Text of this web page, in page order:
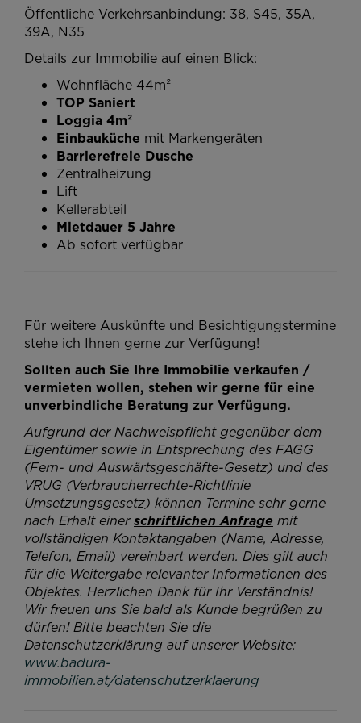
Öffentliche Verkehrsanbindung: 38, S45, 35A,
39A, N35
Details zur Immobilie auf einen Blick:
Wohnfläche 44m²
TOP Saniert
Loggia 4m²
Einbauküche mit Markengeräten
Barrierefreie Dusche
Zentralheizung
Lift
Kellerabteil
Mietdauer 5 Jahre
Ab sofort verfügbar
Für weitere Auskünfte und Besichtigungstermine
stehe ich Ihnen gerne zur Verfügung!
Sollten auch Sie Ihre Immobilie verkaufen /
vermieten wollen, stehen wir gerne für eine
unverbindliche Beratung zur Verfügung.
Aufgrund der Nachweispflicht gegenüber dem
Eigentümer sowie in Entsprechung des FAGG
(Fern- und Auswärtsgeschäfte-Gesetz) und des
VRUG (Verbraucherrechte-Richtlinie
Umsetzungsgesetz) können Termine sehr gerne
nach Erhalt einerschriftlichen Anfrage mit
vollständigen Kontaktangaben (Name, Adresse,
Telefon, Email) vereinbart werden. Dies gilt auch
für die Weitergabe relevanter Informationen des
Objektes. Herzlichen Dank für Ihr Verständnis!
Wir freuen uns Sie bald als Kunde begrüßen zu
dürfen! Bitte beachten Sie die
Datenschutzerklärung auf unserer Website:
www.badura-
immobilien.at/datenschutzerklaerung